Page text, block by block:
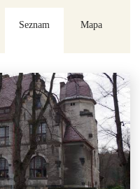
Seznam Mapa